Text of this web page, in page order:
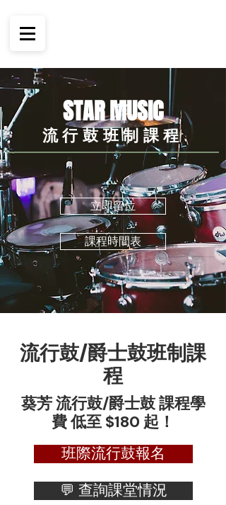
STAR MUSIC
流行鼓班制課程
立即留位
課程時間表
流行鼓/爵士鼓班制課
程
葵芳 流行鼓/爵士鼓 課程學
費 低至 $180 起！
班際流行鼓報名
💬 查詢課堂情況